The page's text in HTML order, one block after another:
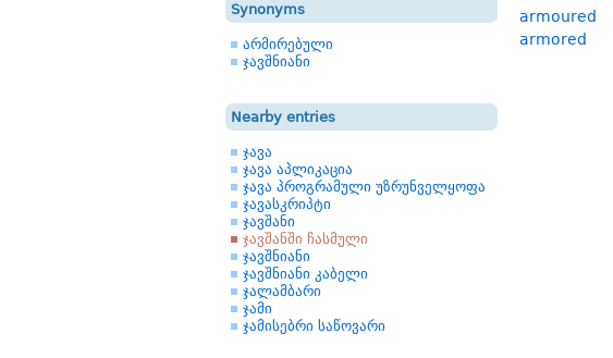
Synonyms
არმირებული
ჯავშნიანი
Nearby entries
ჯავა
ჯავა აპლიკაცია
ჯავა პროგრამული უზრუნველყოფა
ჯავასკრიპტი
ჯავშანი
ჯავშანში ჩასმული
ჯავშნიანი
ჯავშნიანი კაბელი
ჯალამბარი
ჯამი
ჯამისებრი საწოვარი
armoured
armored